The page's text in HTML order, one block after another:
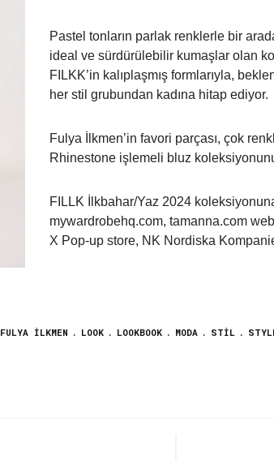
Pastel tonların parlak renklerle bir
ideal ve sürdürülebilir kumaşlar olan
FILKK’in kalıplaşmış formlarıyla,
her stil grubundan kadına hitap ediyor.
Fulya İlkmen’in favori parçası, çok
Rhinestone işlemeli bluz
FILLK İlkbahar/Yaz 2024
mywardrobehq.com, tamanna.com
X Pop-up store, NK Nordiska
FULYA İLKMEN LOOK LOOKBOOK MODA STIL